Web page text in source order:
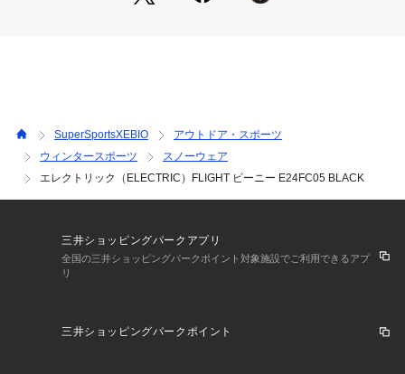
now スキー スノーボード ウインター衣料小物 ウィンター衣料
SuperSportsXEBIO
アウトドア・スポーツ
ウィンタースポーツ
スノーウェア
エレクトリック（ELECTRIC）FLIGHT ビーニー E24FC05 BLACK
三井ショッピングパークアプリ
全国の三井ショッピングパークポイント対象施設でご利用できるアプ
リ
三井ショッピングパークポイント